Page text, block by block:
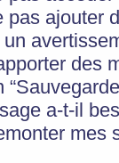
pas ajouter
des
a-t-il
mes